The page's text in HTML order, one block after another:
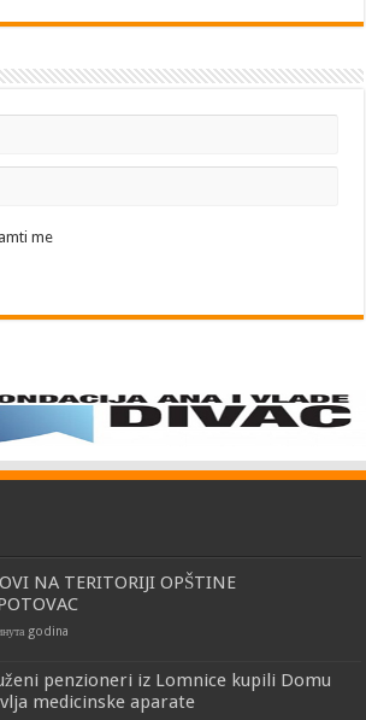
me
NA TERITORIJI OPŠTINE
godina
penzioneri iz Lomnice kupili Domu
medicinske aparate